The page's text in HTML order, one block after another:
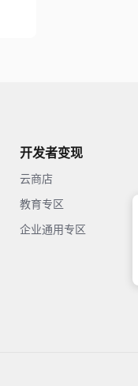
开发者变现
云商店
教育专区
企业通用专区